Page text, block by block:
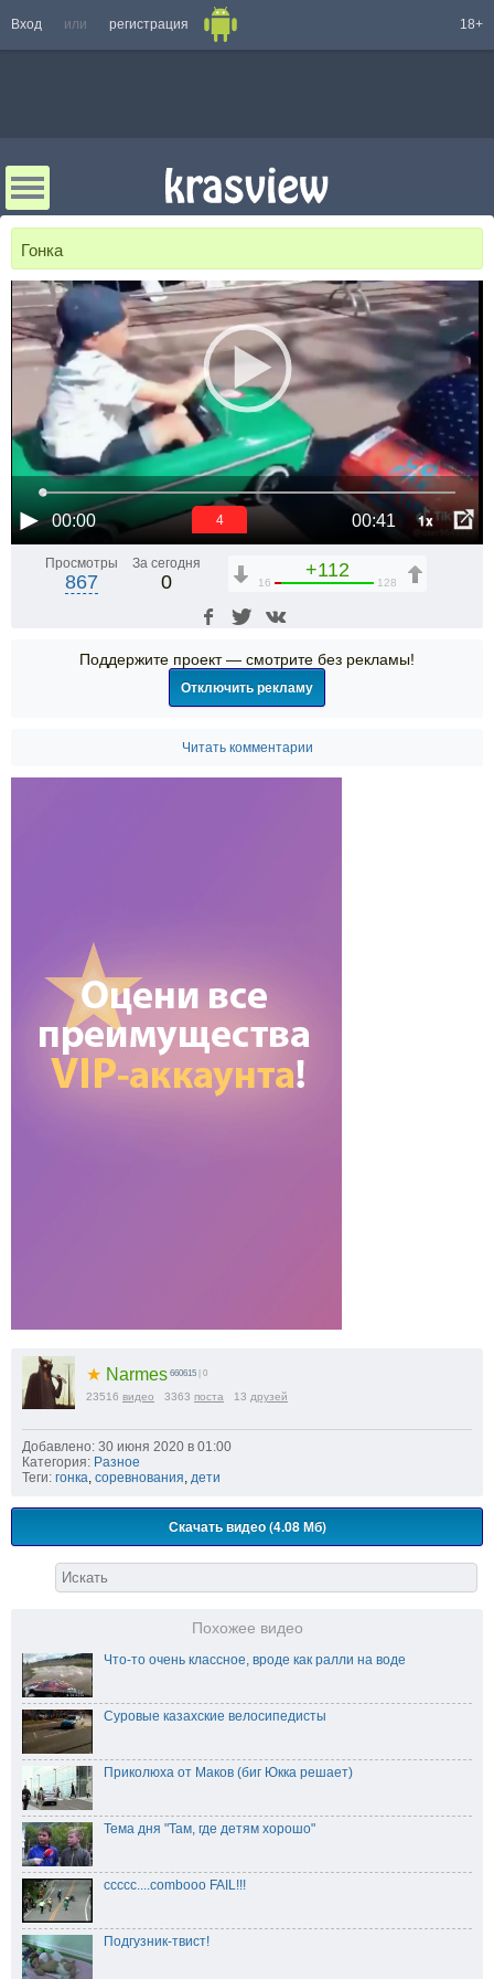
Вход или регистрация 18+
Гонка
00:00 00:41 1x
4
Просмотры
867
За сегодня
0
+112
16 128
Поддержите проект — смотрите без рекламы!
Отключить рекламу
Читать комментарии
★ Narmes 660615 | 0
23516 видео 3363 поста 13 друзей
Добавлено: 30 июня 2020 в 01:00
Категория: Разное
Теги: гонка, соревнования, дети
Скачать видео (4.08 Мб)
Похожее видео
Что-то очень классное, вроде как ралли на воде
Суровые казахские велосипедисты
Приколюха от Маков (биг Юкка решает)
Тема дня "Там, где детям хорошо"
ccccc....combooo FAIL!!!
Подгузник-твист!